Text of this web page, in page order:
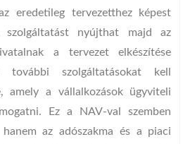
eredetileg tervezetthez képest
szolgáltatást nyújthat majd az
a tervezet elkészítése
szolgáltatásokat kell
amely a vállalkozások ügyviteli
Ez a NAV-val szemben
az adószakma és a piaci